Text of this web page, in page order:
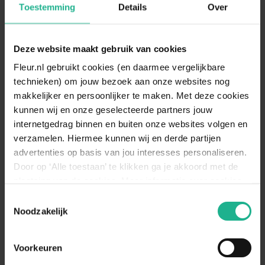
Toestemming Details Over
Deze website maakt gebruik van cookies
Fleur.nl gebruikt cookies (en daarmee vergelijkbare
technieken) om jouw bezoek aan onze websites nog
makkelijker en persoonlijker te maken. Met deze cookies
kunnen wij en onze geselecteerde partners jouw
internetgedrag binnen en buiten onze websites volgen en
verzamelen. Hiermee kunnen wij en derde partijen
advertenties op basis van jou interesses personaliseren.
Door op ‘Alle toestaan’ te klikken ga je akkoord met de
decookieverklaring op onze website.
Noodzakelijk
Voorkeuren
de natuurlijke contouren van je tuin.
veel aandacht voorinheemse plantendie goed
passen in hun omgeving en zorgen voor een rijke
biodiversiteit. In plaats van het netjes onderhouden
gazon kiezen we voor graslandachtige weiden en een
meer ‘wild’ groen effect. De tuin van 2026 nodigt uit
om tijd in de natuur door te brengen, om tot rust te
komen en om te genieten van de schoonheid van
ongerepte beplanting.
Gezondheid is al een
trend die zich in